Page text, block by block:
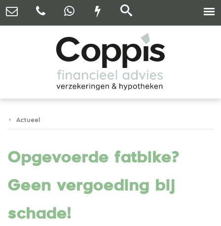
Actueel
Opgevoerde fatbike?
Geen vergoeding bij
schade!